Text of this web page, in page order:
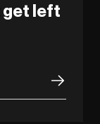
get left